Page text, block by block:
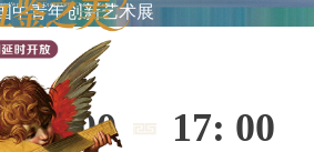
卡拉瓦乔——意大利文艺复兴名作展
中青年创新艺术展
16: 00 17: 00